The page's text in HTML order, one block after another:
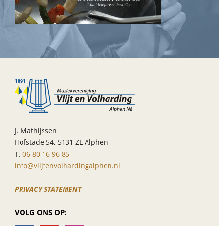
J. Mathijssen
Hofstade 54, 5131 ZL Alphen
T. 06 80 16 96 85
info@vlijtenvolhardingalphen.nl
PRIVACY STATEMENT
VOLG ONS OP: